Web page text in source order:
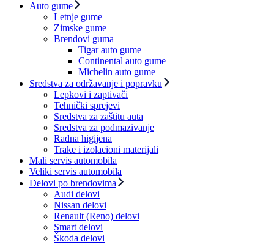
Auto gume
Letnje gume
Zimske gume
Brendovi guma
Tigar auto gume
Continental auto gume
Michelin auto gume
Sredstva za održavanje i popravku
Lepkovi i zaptivači
Tehnički sprejevi
Sredstva za zaštitu auta
Sredstva za podmazivanje
Radna higijena
Trake i izolacioni materijali
Mali servis automobila
Veliki servis automobila
Delovi po brendovima
Audi delovi
Nissan delovi
Renault (Reno) delovi
Smart delovi
Škoda delovi